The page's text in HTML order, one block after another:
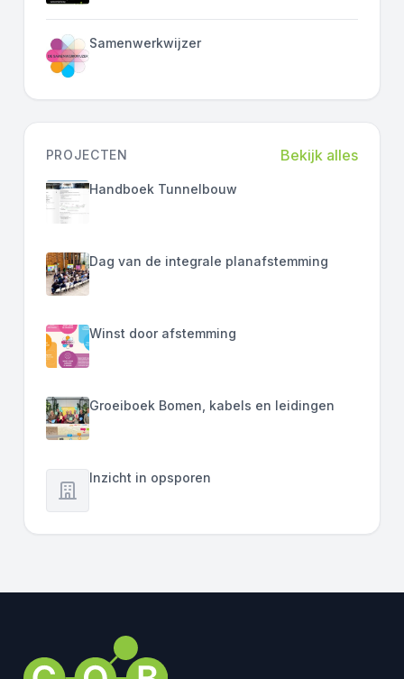
Samenwerkwijzer
PROJECTEN Bekijk alles
Handboek Tunnelbouw
Dag van de integrale planafstemming
Winst door afstemming
Groeiboek Bomen, kabels en leidingen
Inzicht in opsporen